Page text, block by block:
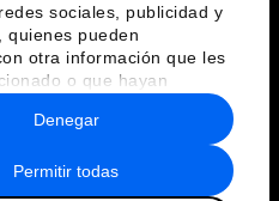
sociales, publicidad y
quienes pueden
otra información que les
o que hayan
del uso que haya
servicios.
Permitir todas
Denegar
y normas de uso